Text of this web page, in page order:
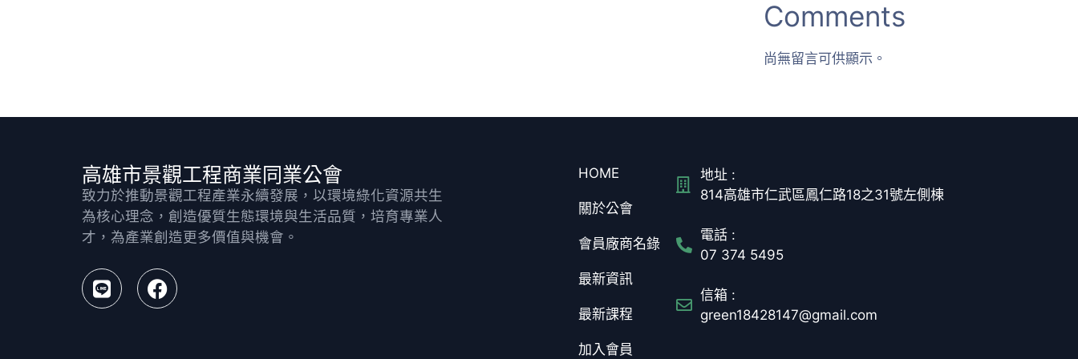
Comments
尚無留言可供顯示。
高雄市景觀工程商業同業公會
致力於推動景觀工程產業永續發展，以環境綠化資源共生
為核心理念，創造優質生態環境與生活品質，培育專業人
才，為產業創造更多價值與機會。
HOME
關於公會
會員廠商名錄
最新資訊
最新課程
加入會員
地址 :
814高雄市仁武區鳳仁路18之31號左側棟
電話 :
07 374 5495
信箱 :
green18428147@gmail.com